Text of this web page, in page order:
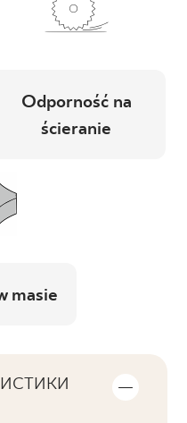
Odporność na
ścieranie
masie